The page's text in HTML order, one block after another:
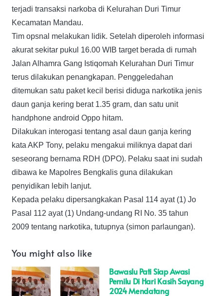
terjadi transaksi narkoba di Kelurahan Duri Timur
Kecamatan Mandau.
Tim opsnal melakukan lidik. Setelah diperoleh informasi
akurat sekitar pukul 16.00 WIB target berada di rumah
Jalan Alhamra Gang Istiqomah Kelurahan Duri Timur
terus dilakukan penangkapan. Penggeledahan
ditemukan satu paket kecil berisi diduga narkotika jenis
daun ganja kering berat 1.35 gram, dan satu unit
handphone android Oppo hitam.
Dilakukan interogasi tentang asal daun ganja kering
kata AKP Tony, pelaku mengakui miliknya dapat dari
seseorang bernama RDH (DPO). Pelaku saat ini sudah
dibawa ke Mapolres Bengkalis guna dilakukan
penyidikan lebih lanjut.
Kepada pelaku dipersangkakan Pasal 114 ayat (1) Jo
Pasal 112 ayat (1) Undang-undang RI No. 35 tahun
2009 tentang narkotika, tutupnya (simon parlaungan).
You might also like
Bawaslu Pati Siap Awasi
Pemilu Di Hari Kasih Sayang
2024 Mendatang